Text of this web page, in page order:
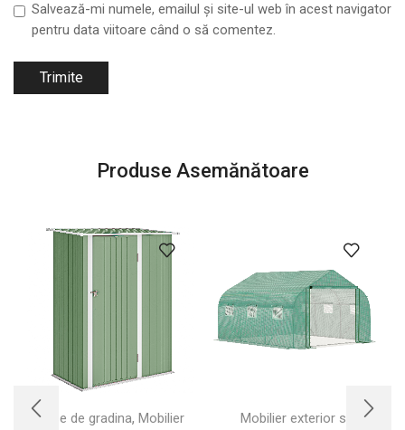
Salvează-mi numele, emailul și site-ul web în acest navigator
pentru data viitoare când o să comentez.
Produse Asemănătoare
Case de gradina, Mobilier
Mobilier exterior si